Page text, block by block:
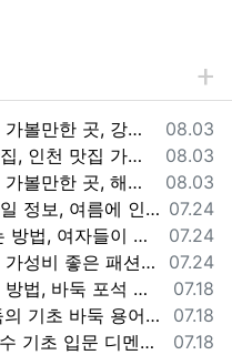
등록일
08.03
염소 맛집 갈만한 곳 추천 정보
등록일
08.03
회 맛집 "화선횟집" 갈만한곳 추천 정보
등록일
08.03
소고기, 두륜산-닭코스요리, 대흥사-보리쌈밥, 고구마빵 맛집 갈만한곳 정보
등록일
07.24
있는 남자 헤어 컬러, 스타일 정보
등록일
07.24
코디 정보, 남자 여름 코디 패션 스타일 정보
등록일
07.24
름옷 예쁘고 멋지게 입는 코디 및 브랜드 가격 정보
등록일
07.18
격, 방어 기본 기초 정보, 바둑 잘 두는 기초 정보
등록일
07.18
규칙 정보, 바둑 배우는 방법 정보
등록일
07.18
멘션 도안보는 방법 정보